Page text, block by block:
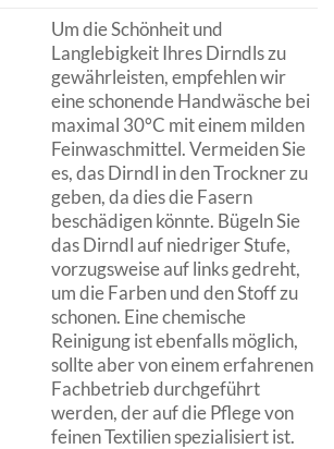
Um die Schönheit und
Langlebigkeit Ihres Dirndls zu
gewährleisten, empfehlen wir
eine schonende Handwäsche bei
maximal 30°C mit einem milden
Feinwaschmittel. Vermeiden Sie
es, das Dirndl in den Trockner zu
geben, da dies die Fasern
beschädigen könnte. Bügeln Sie
das Dirndl auf niedriger Stufe,
vorzugsweise auf links gedreht,
um die Farben und den Stoff zu
schonen. Eine chemische
Reinigung ist ebenfalls möglich,
sollte aber von einem erfahrenen
Fachbetrieb durchgeführt
werden, der auf die Pflege von
feinen Textilien spezialisiert ist.